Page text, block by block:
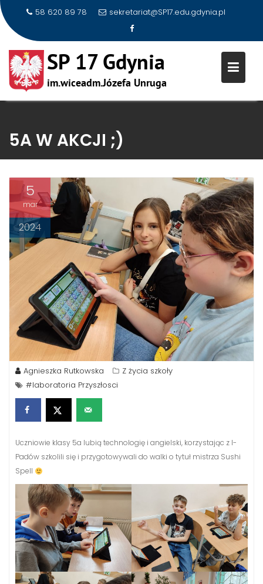
content
58 620 89 78 sekretariat@SP17.edu.gdynia.pl
5A W AKCJI ;)
5
mar
2024
Agnieszka Rutkowska
Z życia szkoły
#laboratoria Przyszłosci
Uczniowie klasy 5a lubią technologię i angielski, korzystając z I-
Padów szkolili się i przygotowywali do walki o tytuł mistrza Sushi
Spell